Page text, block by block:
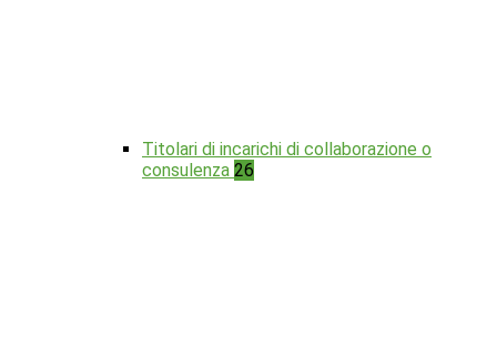
Titolari di incarichi di collaborazione o
consulenza 26